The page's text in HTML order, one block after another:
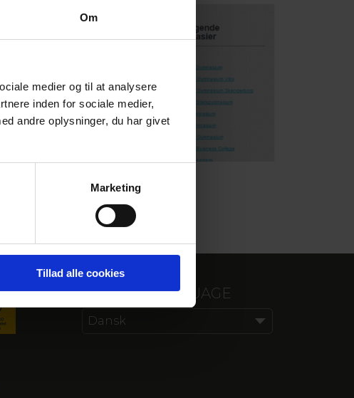
Om
medier og til at analysere
inden for sociale medier,
andre oplysninger, du har givet
Marketing
Tillad alle cookies
CHOOSE LANGUAGE
Dansk